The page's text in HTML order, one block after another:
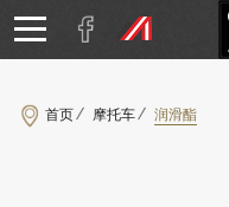
首页 摩托车 润滑酯